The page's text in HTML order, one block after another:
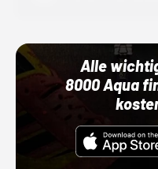
Alle
8000 Aqua